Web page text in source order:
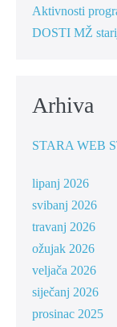
Aktivnosti
DOSTI MŽ
Arhiva
STARA WEB
lipanj 2026
svibanj 2026
travanj 2026
ožujak 2026
veljača 2026
siječanj 2026
prosinac 2025